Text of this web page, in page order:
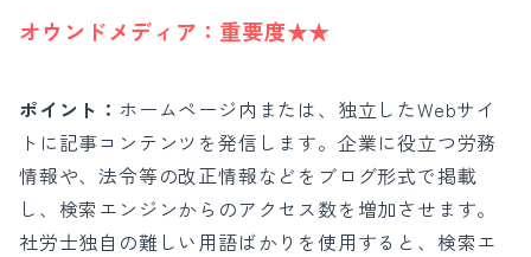
オウンドメディア： 重要度★★
ポイント： ホームページ内または、独立したWebサイ
トに記事コンテンツを発信します。企業に役立つ労務
情報や、法令等の改正情報などをブログ形式で掲載
し、検索エンジンからのアクセス数を増加させます。
社労士独自の難しい用語ばかりを使用すると、検索エ